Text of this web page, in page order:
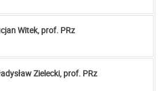
Witek, prof. PRz
Zielecki, prof. PRz